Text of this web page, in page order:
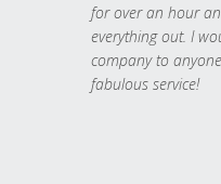
for over an hour
everything out. I
company to
fabulous service!